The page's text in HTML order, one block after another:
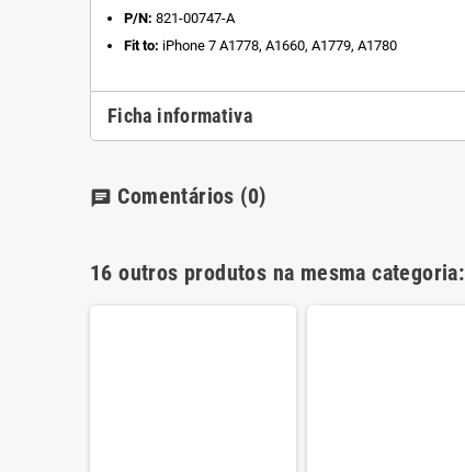
P/N: 821-00747-A
Fit to: iPhone 7 A1778, A1660, A1779, A1780
Ficha informativa
chat Comentários (0)
16 outros produtos na mesma categoria: